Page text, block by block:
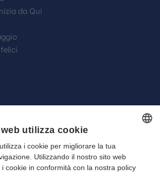
da Qui
AGLI SPOSI O A UN
utilizza cookie
i cookie per migliorare la tua
Utilizzando il nostro sito web
cookie in conformità con la nostra policy